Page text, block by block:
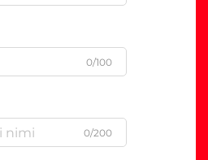
0/100
0/200